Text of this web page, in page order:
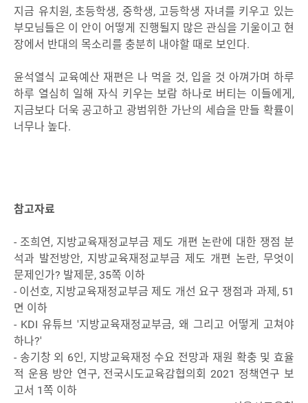
지금 유치원, 초등학생, 중학생, 고등학생 자녀를 키우고 있는
부모님들은 이 안이 어떻게 진행될지 많은 관심을 기울이고 현
장에서 반대의 목소리를 충분히 내야할 때로 보인다.
윤석열식 교육예산 재편은 나 먹을 것, 입을 것 아껴가며 하루
하루 열심히 일해 자식 키우는 보람 하나로 버티는 이들에게,
지금보다 더욱 공고하고 광범위한 가난의 세습을 만들 확률이
너무나 높다.
참고자료
- 조희연, 지방교육재정교부금 제도 개편 논란에 대한 쟁점 분
석과 발전방안, 지방교육재정교부금 제도 개편 논란, 무엇이
문제인가? 발제문, 35쪽 이하
- 이선호, 지방교육재정교부금 제도 개선 요구 쟁점과 과제, 51
면 이하
- KDI 유튜브 '지방교육재정교부금, 왜 그리고 어떻게 고쳐야
하나?'
- 송기창 외 6인, 지방교육재정 수요 전망과 재원 확충 및 효율
적 운용 방안 연구, 전국시도교육감협의회 2021 정책연구 보
고서 1쪽 이하